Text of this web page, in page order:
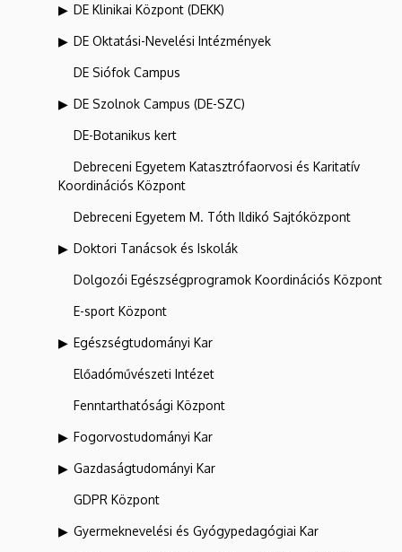
DE Klinikai Központ (DEKK)
DE Oktatási-Nevelési Intézmények
DE Siófok Campus
DE Szolnok Campus (DE-SZC)
DE-Botanikus kert
Debreceni Egyetem Katasztrófaorvosi és Karitatív
Koordinációs Központ
Debreceni Egyetem M. Tóth Ildikó Sajtóközpont
Doktori Tanácsok és Iskolák
Dolgozói Egészségprogramok Koordinációs Központ
E-sport Központ
Egészségtudományi Kar
Előadóművészeti Intézet
Fenntarthatósági Központ
Fogorvostudományi Kar
Gazdaságtudományi Kar
GDPR Központ
Gyermeknevelési és Gyógypedagógiai Kar